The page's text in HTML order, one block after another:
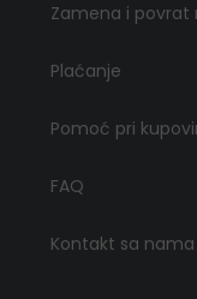
Zamena i povrat
Plaćanje
Pomoć pri
FAQ
Kontakt sa nama